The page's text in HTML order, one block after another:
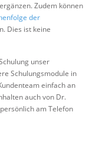
Zudem können
der
Dies ist keine
unser
Schulungsmodule in
einfach an
auch von Dr.
am Telefon